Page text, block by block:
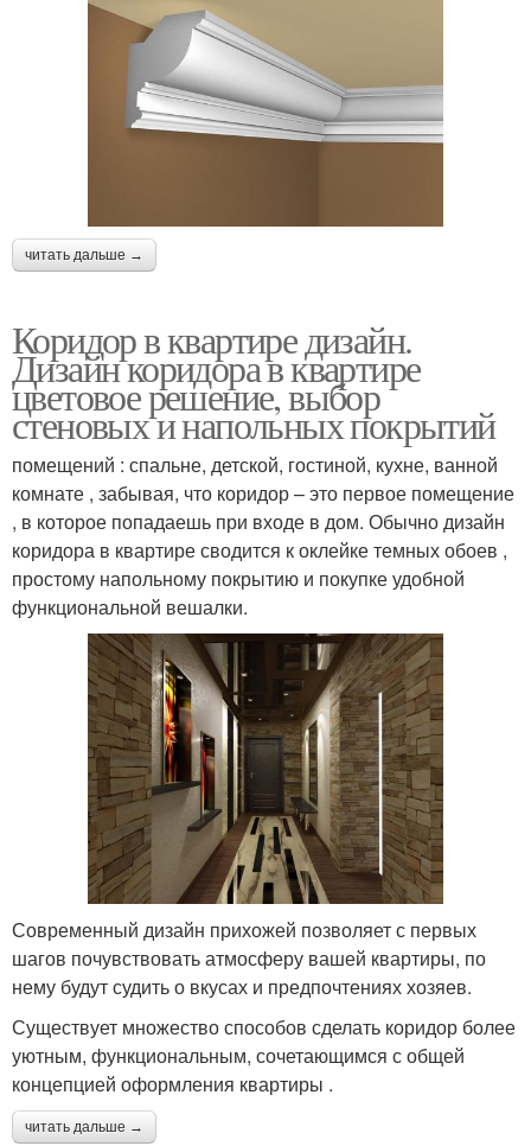
читать дальше →
Коридор в квартире дизайн.
Дизайн коридора в квартире
цветовое решение, выбор
стеновых и напольных покрытий
помещений : спальне, детской, гостиной, кухне, ванной
комнате , забывая, что коридор – это первое помещение
, в которое попадаешь при входе в дом. Обычно дизайн
коридора в квартире сводится к оклейке темных обоев ,
простому напольному покрытию и покупке удобной
функциональной вешалки.
Современный дизайн прихожей позволяет с первых
шагов почувствовать атмосферу вашей квартиры, по
нему будут судить о вкусах и предпочтениях хозяев.
Существует множество способов сделать коридор более
уютным, функциональным, сочетающимся с общей
концепцией оформления квартиры .
читать дальше →